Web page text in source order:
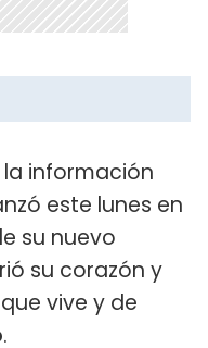
información
este lunes en
su nuevo
su corazón y
vive y de
.